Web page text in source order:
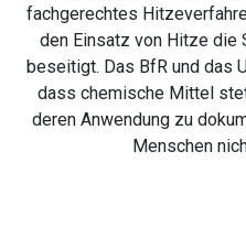
fachgerechtes
den Einsatz von Hitze
beseitigt. Das BfR und das
dass chemische Mittel
deren Anwendung zu
Menschen